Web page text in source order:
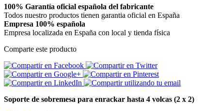
100% Garantía oficial española del fabricante
Todos nuestro productos tienen garantia oficial en España
Empresa 100% española
Empresa localizada en España con local y tienda física
Comparte este producto
Soporte de sobremesa para enrackar hasta 4 volcas (2 x 2)